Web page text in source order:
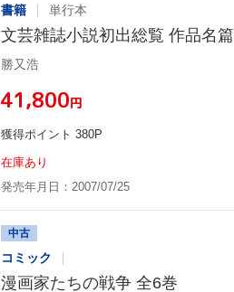
書籍 単行本
文芸雑誌小説初出総覧 作品名篇
勝又浩
¥41,800円
獲得ポイント 380P
在庫あり
発売年月日：2007/07/25
中古
コミック
漫画家たちの戦争 全6巻